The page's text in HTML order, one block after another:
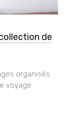
de
organisés
voyage